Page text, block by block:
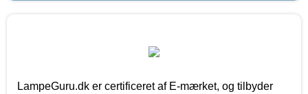
LampeGuru.dk er certificeret af E-mærket, og tilbyder